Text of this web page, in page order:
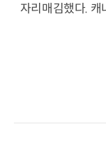
자리매김했다. 캐